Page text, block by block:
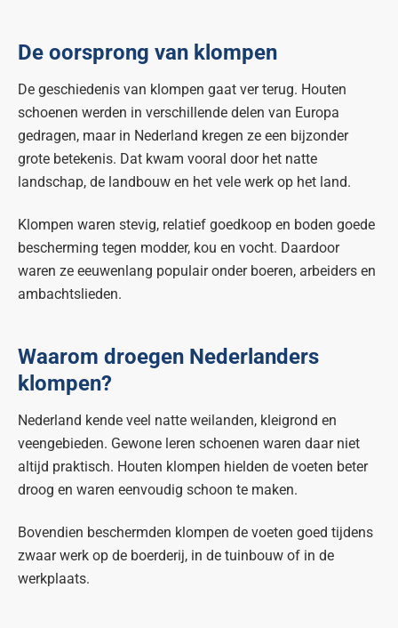
De oorsprong van klompen
De geschiedenis van klompen gaat ver terug. Houten
schoenen werden in verschillende delen van Europa
gedragen, maar in Nederland kregen ze een bijzonder
grote betekenis. Dat kwam vooral door het natte
landschap, de landbouw en het vele werk op het land.
Klompen waren stevig, relatief goedkoop en boden goede
bescherming tegen modder, kou en vocht. Daardoor
waren ze eeuwenlang populair onder boeren, arbeiders en
ambachtslieden.
Waarom droegen Nederlanders
klompen?
Nederland kende veel natte weilanden, kleigrond en
veengebieden. Gewone leren schoenen waren daar niet
altijd praktisch. Houten klompen hielden de voeten beter
droog en waren eenvoudig schoon te maken.
Bovendien beschermden klompen de voeten goed tijdens
zwaar werk op de boerderij, in de tuinbouw of in de
werkplaats.